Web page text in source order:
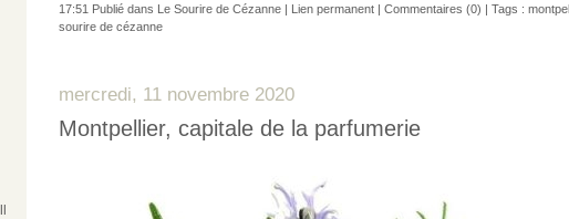
17:51 Publié dans Le Sourire de Cézanne | Lien permanent | Commentaires (0) | Tags :
sourire de cézanne
mercredi, 11 novembre 2020
Montpellier, capitale de la parfumerie